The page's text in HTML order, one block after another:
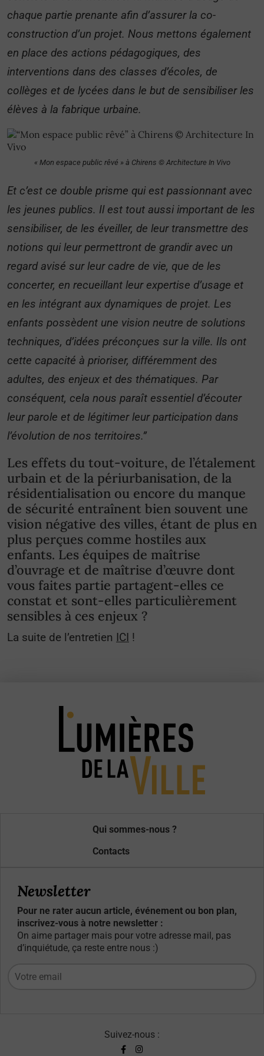
chaque partie prenante afin d’assurer la co-
construction d’un projet. Nous mettons également
en place des actions pédagogiques, des
interventions dans des classes d’écoles, de
collèges et de lycées dans le but de sensibiliser les
élèves à la fabrique urbaine.
« Mon espace public rêvé » à Chirens © Architecture In Vivo
Et c’est ce double prisme qui est passionnant avec
les jeunes publics. Il est tout aussi important de les
sensibiliser, de les éveiller, de leur transmettre des
notions qui leur permettront de grandir avec un
regard avisé sur leur cadre de vie, que de les
concerter, en recueillant leur expertise d’usage et
en les intégrant aux dynamiques de projet. Les
enfants possèdent une vision neutre de solutions
techniques, d’idées préconçues sur la ville. Ils ont
cette capacité à prioriser, différemment des
adultes, des enjeux et des thématiques. Par
conséquent, cela nous paraît essentiel d’écouter
leur parole et de légitimer leur participation dans
l’évolution de nos territoires.”
Les effets du tout-voiture, de l’étalement
urbain et de la périurbanisation, de la
résidentialisation ou encore du manque
de sécurité entraînent bien souvent une
vision négative des villes, étant de plus en
plus perçues comme hostiles aux
enfants. Les équipes de maîtrise
d’ouvrage et de maîtrise d’œuvre dont
vous faites partie partagent-elles ce
constat et sont-elles particulièrement
sensibles à ces enjeux ?
La suite de l’entretien ICI !
Qui sommes-nous ?
Contacts
Newsletter
Pour ne rater aucun article, événement ou bon plan,
inscrivez-vous à notre newsletter :
On aime partager mais pour votre adresse mail, pas
d’inquiétude, ça reste entre nous :)
Suivez-nous :